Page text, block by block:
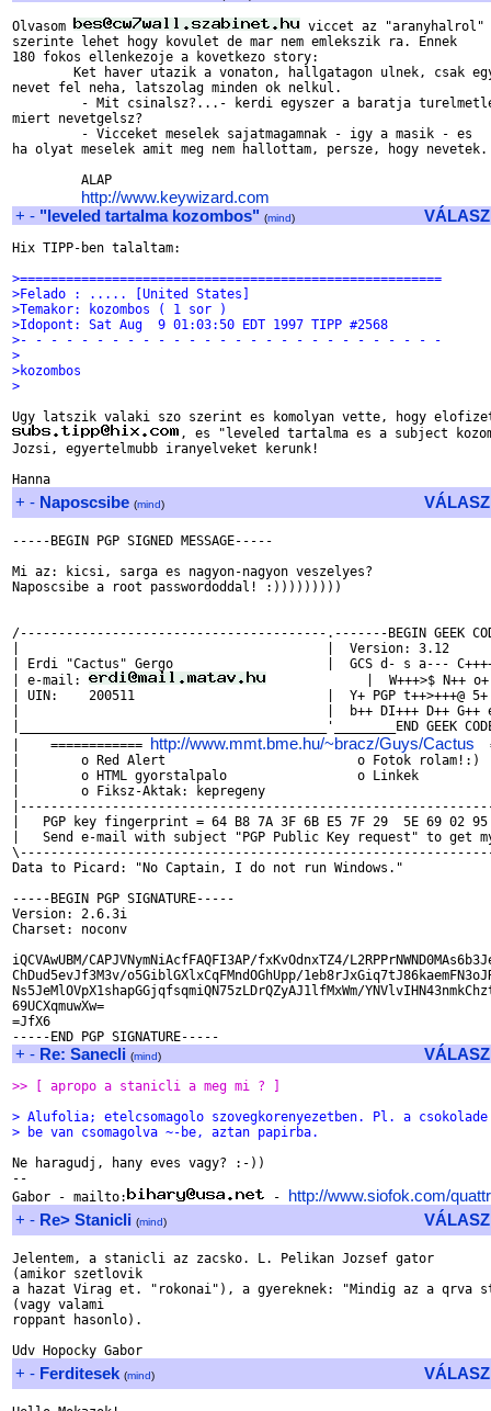
Olvasom
viccet az "aranyhalrol"
szerinte lehet hogy kovulet de mar nem emlekszik ra. Ennek
180 fokos ellenkezoje a kovetkezo story:
Ket haver utazik a vonaton, hallgatagon ulnek, csak
nevet fel neha, latszolag minden ok nelkul.
- Mit csinalsz?...- kerdi egyszer a baratja
miert nevetgelsz?
         - Vicceket meselek sajatmagamnak - igy a masik - es
ha olyat meselek amit meg nem hallottam, persze, hogy nevetek.
         ALAP
http://www.keywizard.com
+ - "leveled tartalma kozombos" (mind) VÁLASZ
Hix TIPP-ben talaltam:
>=======================================================
>Felado : ..... [United States]
>Temakor: kozombos ( 1 sor )
>Idopont: Sat Aug  9 01:03:50 EDT 1997 TIPP #2568
>- - - - - - - - - - - - - - - - - - - - - - - - - - - -
>
>kozombos
>
, es "leveled tartalma es a subject
Jozsi, egyertelmubb iranyelveket kerunk!
+ - Naposcsibe (mind) VÁLASZ
-----BEGIN PGP SIGNED MESSAGE-----
Mi az: kicsi, sarga es nagyon-nagyon veszelyes?
Naposcsibe a root passwordoddal! :)))))))))
/----------------------------------------.-------BEGIN GEEK
|                                        |  Version: 3.12
| Erdi "Cactus" Gergo                    |  GCS d- s a---
| e-mail:
|  W+++>$ N++
| UIN:    200511                         |  Y+ PGP t++>+++@ 5+
|                                        |  b++ DI+++ D++ G++
|________________________________________'________END GEEK
|    ============ http://www.mmt.bme.hu/~bracz/Guys/Cactus
|        o Red Alert                         o Fotok
|        o HTML gyorstalpalo                 o Linkek
|        o Fiksz-Aktak: kepregeny
|   PGP key fingerprint = 64 B8 7A 3F 6B E5 7F 29  5E 69 02
|   Send e-mail with subject "PGP Public Key request" to get
Data to Picard: "No Captain, I do not run Windows."
-----BEGIN PGP SIGNATURE-----
Version: 2.6.3i
Charset: noconv
iQCVAwUBM/CAPJVNymNiAcfFAQFI3AP/fxKvOdnxTZ4/
ChDud5evJf3M3v/o5GiblGXlxCqFMndOGhUpp/
Ns5JeMlOVpX1shapGGjqfsqmiQN75zLDrQZyAJ1lfMxWm/
69UCXqmuwXw=
=JfX6
+ - Re: Sanecli (mind) VÁLASZ
>> [ apropo a stanicli a meg mi ? ]
> Alufolia; etelcsomagolo szovegkorenyezetben. Pl. a csokolade
> be van csomagolva ~-be, aztan papirba.
Ne haragudj, hany eves vagy? :-))
--
Gabor - mailto:
- http://www.siofok.com/
+ - Re> Stanicli (mind) VÁLASZ
Jelentem, a stanicli az zacsko. L. Pelikan Jozsef gator
(amikor szetlovik
a hazat Virag et. "rokonai"), a gyereknek: "Mindig az a qrva
(vagy valami
roppant hasonlo).
+ - Ferditesek (mind) VÁLASZ